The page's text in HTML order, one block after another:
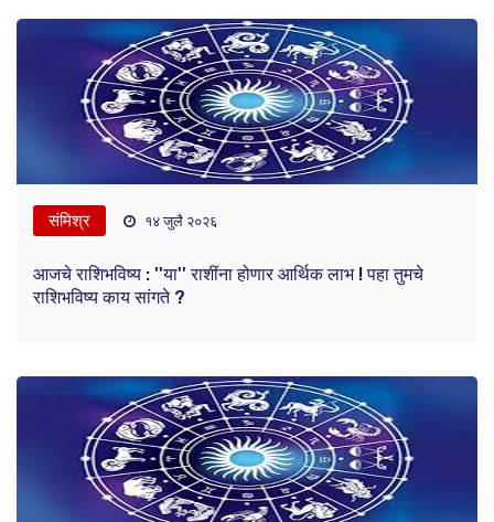
संमिश्र १४ जुलै २०२६
आजचे राशिभविष्य : ''या'' राशींना होणार आर्थिक लाभ ! पहा तुमचे
राशिभविष्य काय सांगते ?